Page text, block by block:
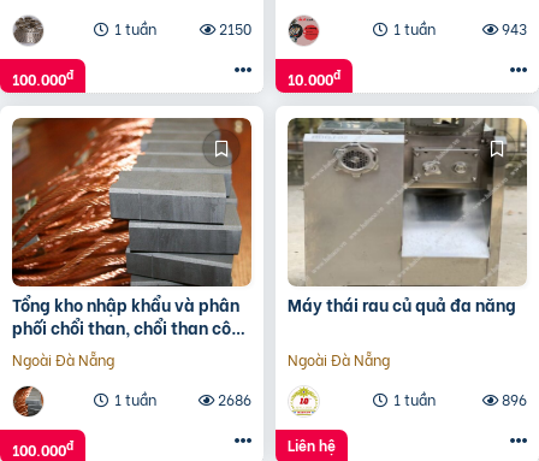
1 tuần
2150
100.000đ
1 tuần
943
10.000đ
Tổng kho nhập khẩu và phân
phối chổi than, chổi than công
nghiệp
Ngoài Đà Nẵng
1 tuần
2686
100.000đ
Máy thái rau củ quả đa năng
Ngoài Đà Nẵng
1 tuần
896
Liên hệ